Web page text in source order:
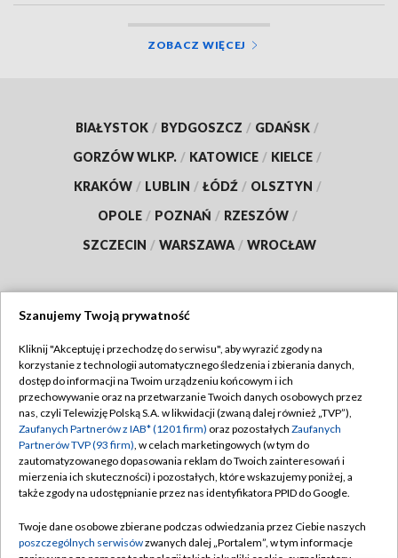
ZOBACZ WIĘCEJ
BIAŁYSTOK / BYDGOSZCZ / GDAŃSK /
GORZÓW WLKP. / KATOWICE / KIELCE /
KRAKÓW / LUBLIN / ŁÓDŹ / OLSZTYN /
OPOLE / POZNAŃ / RZESZÓW /
SZCZECIN / WARSZAWA / WROCŁAW
TVP
Abonament TVP
Emisja w TVP
Centrum informacji TVP
Naziemna Telewizja Cyfrowa
Rada Programowa
Regulamin TVP
Polityka prywatności
Moje zgody
Pomoc
Kontakt
Szanujemy Twoją prywatność
Kliknij "Akceptuję i przechodzę do serwisu", aby wyrazić zgody na
korzystanie z technologii automatycznego śledzenia i zbierania danych,
dostęp do informacji na Twoim urządzeniu końcowym i ich
przechowywanie oraz na przetwarzanie Twoich danych osobowych przez
nas, czyli Telewizję Polską S.A. w likwidacji (zwaną dalej również „TVP”),
Zaufanych Partnerów z IAB* (1201 firm) oraz pozostałych Zaufanych
Partnerów TVP (93 firm), w celach marketingowych (w tym do
zautomatyzowanego dopasowania reklam do Twoich zainteresowań i
mierzenia ich skuteczności) i pozostałych, które wskazujemy poniżej, a
także zgody na udostępnianie przez nas identyfikatora PPID do Google.
Twoje dane osobowe zbierane podczas odwiedzania przez Ciebie naszych
poszczególnych serwisówzwanych dalej „Portalem”, w tym informacje